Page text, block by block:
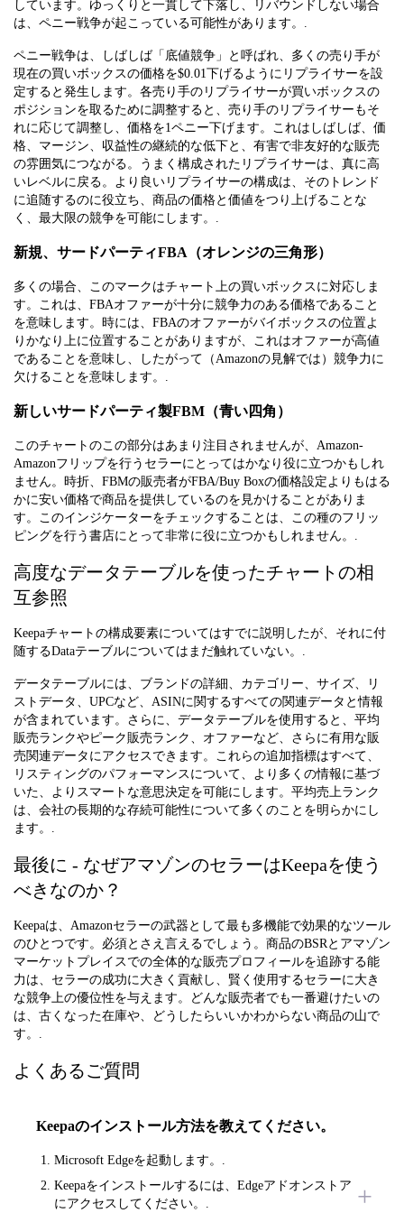
しています。ゆっくりと一貫して下落し、リバウンドしない場合
は、ペニー戦争が起こっている可能性があります。.
ペニー戦争は、しばしば「底値競争」と呼ばれ、多くの売り手が
現在の買いボックスの価格を$0.01下げるようにリプライサーを設
定すると発生します。各売り手のリプライサーが買いボックスの
ポジションを取るために調整すると、売り手のリプライサーもそ
れに応じて調整し、価格を1ペニー下げます。これはしばしば、価
格、マージン、収益性の継続的な低下と、有害で非友好的な販売
の雰囲気につながる。うまく構成されたリプライサーは、真に高
いレベルに戻る。より良いリプライサーの構成は、そのトレンド
に追随するのに役立ち、商品の価格と価値をつり上げることな
く、最大限の競争を可能にします。.
新規、サードパーティFBA（オレンジの三角形）
多くの場合、このマークはチャート上の買いボックスに対応しま
す。これは、FBAオファーが十分に競争力のある価格であること
を意味します。時には、FBAのオファーがバイボックスの位置よ
りかなり上に位置することがありますが、これはオファーが高値
であることを意味し、したがって（Amazonの見解では）競争力に
欠けることを意味します。.
新しいサードパーティ製FBM（青い四角）
このチャートのこの部分はあまり注目されませんが、Amazon-
Amazonフリップを行うセラーにとってはかなり役に立つかもしれ
ません。時折、FBMの販売者がFBA/Buy Boxの価格設定よりもはる
かに安い価格で商品を提供しているのを見かけることがありま
す。このインジケーターをチェックすることは、この種のフリッ
ピングを行う書店にとって非常に役に立つかもしれません。.
高度なデータテーブルを使ったチャートの相
互参照
Keepaチャートの構成要素についてはすでに説明したが、それに付
随するDataテーブルについてはまだ触れていない。.
データテーブルには、ブランドの詳細、カテゴリー、サイズ、リ
ストデータ、UPCなど、ASINに関するすべての関連データと情報
が含まれています。さらに、データテーブルを使用すると、平均
販売ランクやピーク販売ランク、オファーなど、さらに有用な販
売関連データにアクセスできます。これらの追加指標はすべて、
リスティングのパフォーマンスについて、より多くの情報に基づ
いた、よりスマートな意思決定を可能にします。平均売上ランク
は、会社の長期的な存続可能性について多くのことを明らかにし
ます。.
最後に - なぜアマゾンのセラーはKeepaを使う
べきなのか？
Keepaは、Amazonセラーの武器として最も多機能で効果的なツール
のひとつです。必須とさえ言えるでしょう。商品のBSRとアマゾン
マーケットプレイスでの全体的な販売プロフィールを追跡する能
力は、セラーの成功に大きく貢献し、賢く使用するセラーに大き
な競争上の優位性を与えます。どんな販売者でも一番避けたいの
は、古くなった在庫や、どうしたらいいかわからない商品の山で
す。.
よくあるご質問
Keepaのインストール方法を教えてください。
Microsoft Edgeを起動します。.
Keepaをインストールするには、Edgeアドオンストア
にアクセスしてください。.